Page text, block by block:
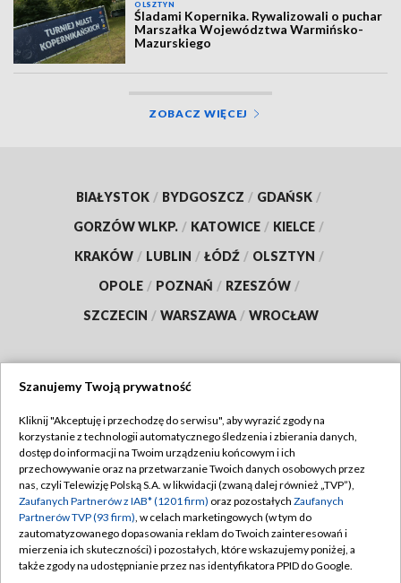
OLSZTYN
Śladami Kopernika. Rywalizowali o puchar
Marszałka Województwa Warmińsko-
Mazurskiego
ZOBACZ WIĘCEJ
BIAŁYSTOK / BYDGOSZCZ / GDAŃSK /
GORZÓW WLKP. / KATOWICE / KIELCE /
KRAKÓW / LUBLIN / ŁÓDŹ / OLSZTYN /
OPOLE / POZNAŃ / RZESZÓW /
SZCZECIN / WARSZAWA / WROCŁAW
TVP
Abonament TVP
Emisja w TVP
Centrum informacji TVP
Naziemna Telewizja Cyfrowa
Regulamin TVP
Polityka prywatności
Moje zgody
Pomoc
Szanujemy Twoją prywatność
Kliknij "Akceptuję i przechodzę do serwisu", aby wyrazić zgody na
korzystanie z technologii automatycznego śledzenia i zbierania danych,
dostęp do informacji na Twoim urządzeniu końcowym i ich
przechowywanie oraz na przetwarzanie Twoich danych osobowych przez
nas, czyli Telewizję Polską S.A. w likwidacji (zwaną dalej również „TVP”),
Zaufanych Partnerów z IAB* (1201 firm) oraz pozostałych Zaufanych
Partnerów TVP (93 firm), w celach marketingowych (w tym do
zautomatyzowanego dopasowania reklam do Twoich zainteresowań i
mierzenia ich skuteczności) i pozostałych, które wskazujemy poniżej, a
także zgody na udostępnianie przez nas identyfikatora PPID do Google.